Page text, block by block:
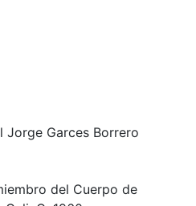
Jorge Garces Borrero
del Cuerpo de